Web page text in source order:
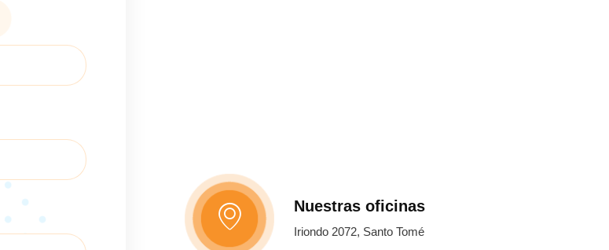
Nuestras oficinas
Iriondo 2072, Santo Tomé